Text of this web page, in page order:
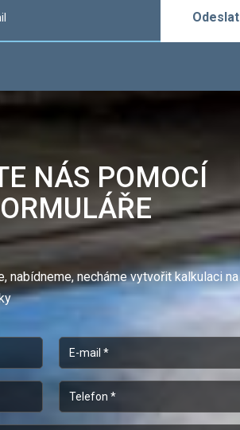
Odeslat
NÁS POMOCÍ
nabídneme, necháme vytvořit kalkulaci na